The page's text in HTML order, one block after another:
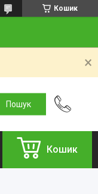
Кошик
Кошик